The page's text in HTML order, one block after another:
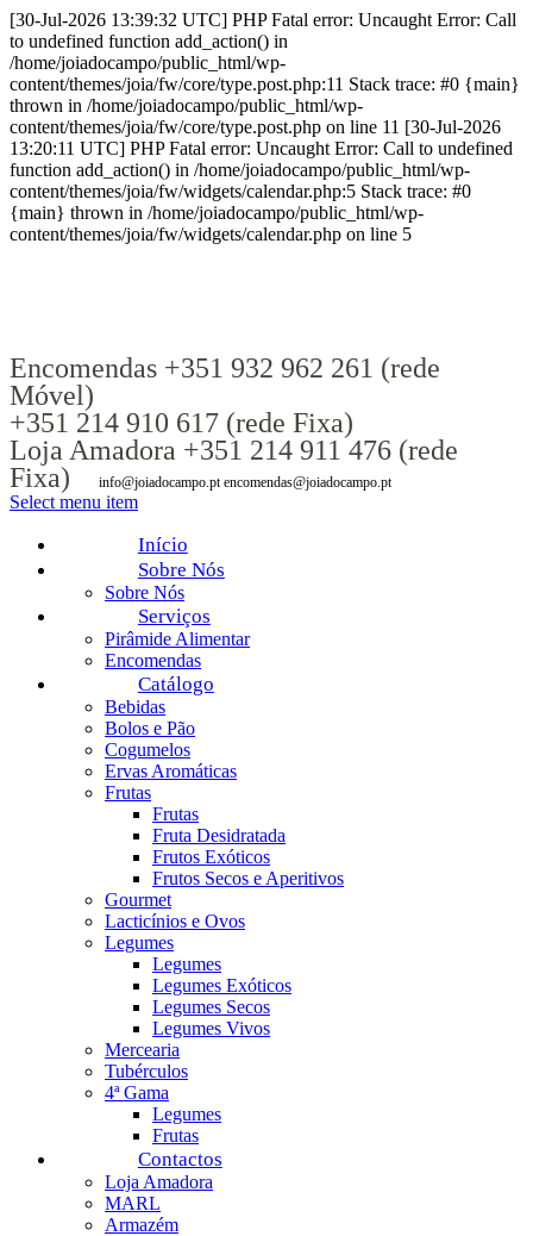
[30-Jul-2026 13:39:32 UTC] PHP Fatal error: Uncaught Error: Call
to undefined function add_action() in
/home/joiadocampo/public_html/wp-
content/themes/joia/fw/core/type.post.php:11 Stack trace: #0 {main}
thrown in /home/joiadocampo/public_html/wp-
content/themes/joia/fw/core/type.post.php on line 11 [30-Jul-2026
13:20:11 UTC] PHP Fatal error: Uncaught Error: Call to undefined
function add_action() in /home/joiadocampo/public_html/wp-
content/themes/joia/fw/widgets/calendar.php:5 Stack trace: #0
{main} thrown in /home/joiadocampo/public_html/wp-
content/themes/joia/fw/widgets/calendar.php on line 5
Encomendas +351 932 962 261 (rede
Móvel)
+351 214 910 617 (rede Fixa)
Loja Amadora +351 214 911 476 (rede
Fixa)
info@joiadocampo.pt encomendas@joiadocampo.pt
Select menu item
Início
Sobre Nós
Sobre Nós
Serviços
Pirâmide Alimentar
Encomendas
Catálogo
Bebidas
Bolos e Pão
Cogumelos
Ervas Aromáticas
Frutas
Frutas
Fruta Desidratada
Frutos Exóticos
Frutos Secos e Aperitivos
Gourmet
Lacticínios e Ovos
Legumes
Legumes
Legumes Exóticos
Legumes Secos
Legumes Vivos
Mercearia
Tubérculos
4ª Gama
Legumes
Frutas
Contactos
Loja Amadora
MARL
Armazém